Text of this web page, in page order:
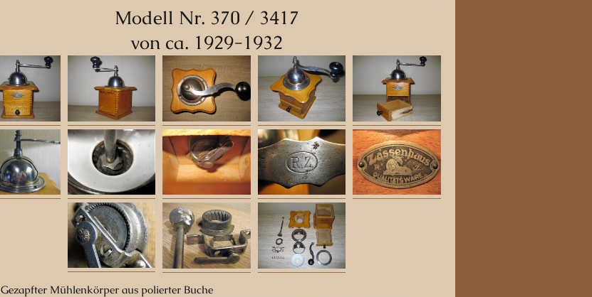
Modell Nr. 370 / 3417
von ca. 1929-1932
Gezapfter Mühlenkörper aus polierter Buche